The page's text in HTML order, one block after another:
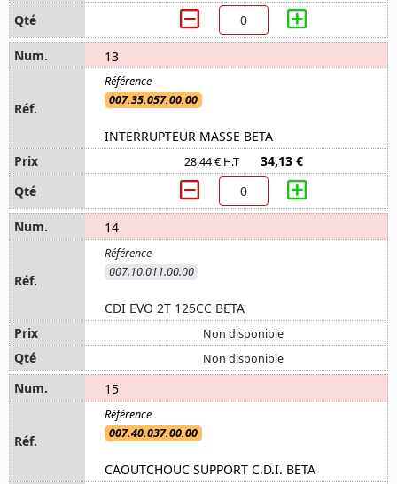
13
007.35.057.00.00
INTERRUPTEUR MASSE BETA
28,44 € H.T 34,13 €
14
007.10.011.00.00
CDI EVO 2T 125CC BETA
Non disponible
Non disponible
15
007.40.037.00.00
CAOUTCHOUC SUPPORT C.D.I. BETA